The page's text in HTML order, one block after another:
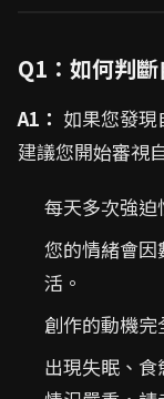
Q1：如何判
A1： 如果您發現
建議您開始審視
每天多次強迫
您的情緒會
活。
創作的動機完
出現失眠、